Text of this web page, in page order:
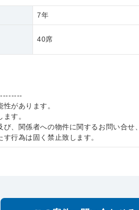
7年
40席
があります。
す。
、関係者への物件に関するお問い合せ、
行為は固く禁止致します。